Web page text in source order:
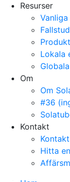
Resurser
Lokala
Om
Om
#36
Kontakt
Kontakt
Hitta